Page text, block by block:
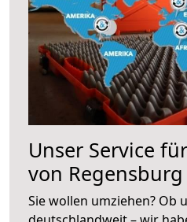
Unser Service
von
Sie wollen umziehen? Ob